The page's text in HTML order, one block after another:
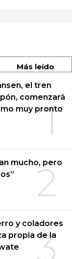
Más leído
1
el tren
comenzará
muy pronto
2
mucho, pero
3
y coladores
propia de la